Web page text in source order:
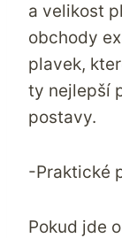
a velikost
obchody
plavek,
ty nejlepší
postavy.
-Praktické
Pokud jde